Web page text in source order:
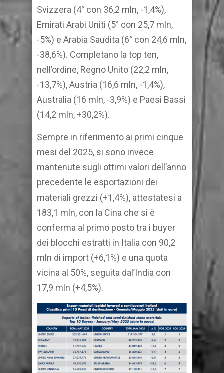
Svizzera (4° con 36,2 mln, -1,4%),
Emirati Arabi Uniti (5° con 25,7 mln,
-5%) e Arabia Saudita (6° con 24,6 mln,
-38,6%). Completano la top ten,
nell’ordine, Regno Unito (22,2 mln,
-13,7%), Austria (16,6 mln, -1,4%),
Australia (16 mln, -3,9%) e Paesi Bassi
(14,2 mln, +30,2%).
Sempre in riferimento ai primi cinque
mesi del 2025, si sono invece
mantenute sugli ottimi valori dell’anno
precedente le esportazioni dei
materiali grezzi (+1,4%), attestatesi a
183,1 mln, con la Cina che si è
conferma al primo posto tra i buyer
dei blocchi estratti in Italia con 90,2
mln di import (+6,1%) e una quota
vicina al 50%, seguita dal’India con
17,9 mln (+4,5%).